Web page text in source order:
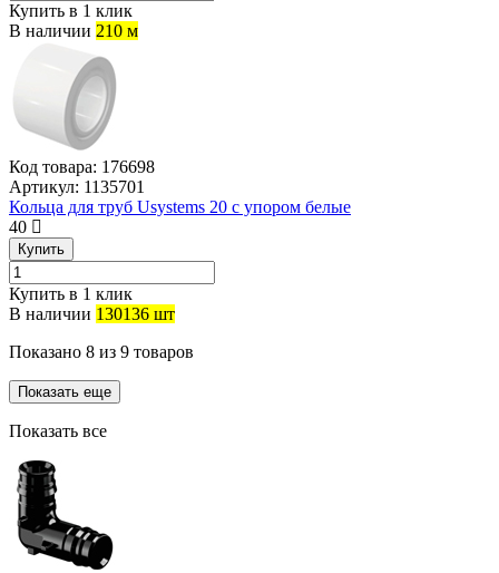
Купить в 1 клик
В наличии 210 м
Код товара: 176698
Артикул: 1135701
Кольца для труб Usystems 20 с упором белые
40
Купить
Купить в 1 клик
В наличии 130136 шт
Показано 8 из 9 товаров
Показать еще
Показать все